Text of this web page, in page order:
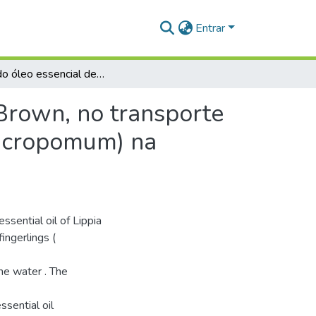
Entrar
Efeito do óleo essencial de Lippia alba (Mill.) N. E. Brown, no transporte simulado de alevinos de Tambaqui (Collossoma Macropomum) na Região Oeste do Pará.
no transporte
na
oil of Lippia
(
water . The
oil